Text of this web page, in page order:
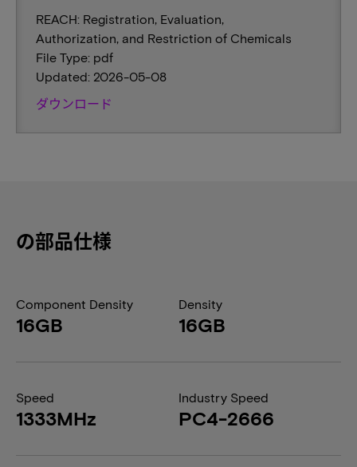
REACH: Registration, Evaluation,
Authorization, and Restriction of Chemicals
File Type: pdf
Updated: 2026-05-08
ダウンロード
の部品仕様
Component Density
16GB
Density
16GB
Speed
1333MHz
Industry Speed
PC4-2666